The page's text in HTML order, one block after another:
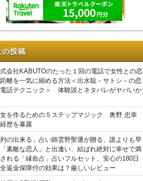
の投稿
会社KABUTOのたった１回の電話で女性との恋
離を一気に縮める方法＜出水聡－サトシ－の恋
話テクニック＞ 体験談とネタバレがヤバいか
を作るための５ステップマジック 奥野 忠幸
歴を暴露
の出来る」占い師雲野聖運が贈る、誰よりも早
「素敵な恋人」と出逢い、結ばれ絶対に幸せで満
れる「縁命占」占いフルセット、安心の180日
返金保障付の効果は？厳しいレビュー